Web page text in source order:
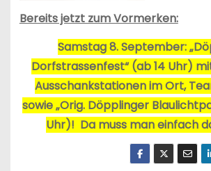
Bereits jetzt zum Vormerken:
Samstag 8. September:
Dorfstrassenfest“ (ab 14 Uhr)
Ausschankstationen im Ort,
sowie „Orig. Döpplinger
Uhr)! Da muss man einfach